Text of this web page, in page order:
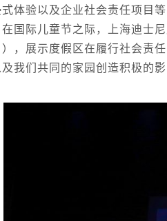
体验以及企业社会责任项目
国际儿童节之际，上海迪士
，展示度假区在履行社会责
我们共同的家园创造积极的影